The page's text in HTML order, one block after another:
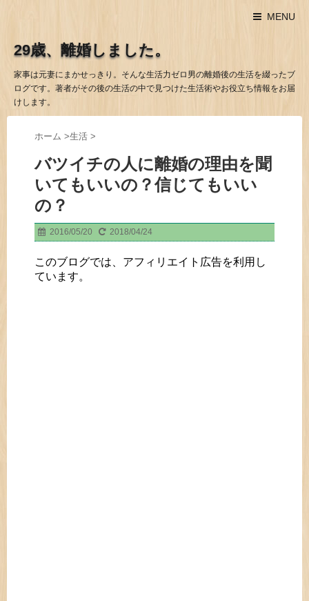
MENU
29歳、離婚しました。
家事は元妻にまかせっきり。そんな生活力ゼロ男の離婚後の生活を綴ったブ
ログです。著者がその後の生活の中で見つけた生活術やお役立ち情報をお届
けします。
ホーム >生活 >
バツイチの人に離婚の理由を聞
いてもいいの？信じてもいい
の？
2016/05/20 2018/04/24
このブログでは、アフィリエイト広告を利用し
ています。